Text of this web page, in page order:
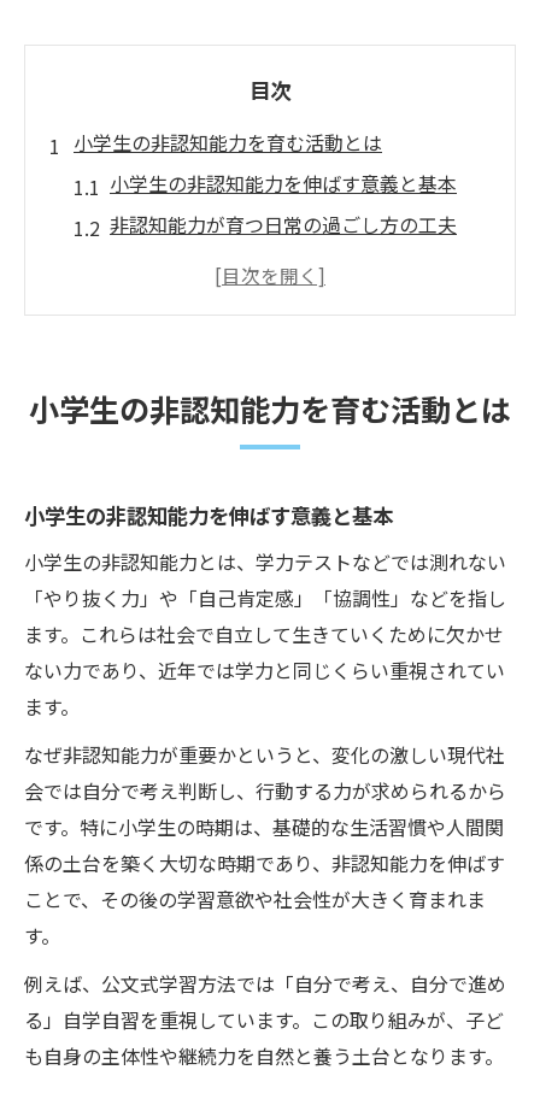
目次
小学生の非認知能力を育む活動とは
小学生の非認知能力を伸ばす意義と基本
非認知能力が育つ日常の過ごし方の工夫
主体性や協調性を高める活動例の紹介
家でもできる非認知能力アップ術
小学生非認知能力を家庭で育てる工夫
親子で実践できる非認知能力トレーニング
小学生に適した日常会話での非認知能力強
化
家庭内で非認知能力を伸ばす遊び方のコツ
鶴見区で人気の活動例を徹底解説
鶴見区で注目される非認知能力育成の実例
地域交流を通じた小学生非認知能力強化術
非認知能力が育つ体験型活動の特徴
公文式以外の小学生非認知能力向上方法
公文式が小学生の強みに変わる理由
公文式学習で身につく非認知能力の具体例
自学自習が小学生非認知能力に与える効果
小学生の非認知能力を育む活動とは
小学生の非認知能力を伸ばす意義と基本
小学生の非認知能力とは、学力テストなどでは測れない
「やり抜く力」や「自己肯定感」「協調性」などを指し
ます。これらは社会で自立して生きていくために欠かせ
ない力であり、近年では学力と同じくらい重視されてい
ます。
なぜ非認知能力が重要かというと、変化の激しい現代社
会では自分で考え判断し、行動する力が求められるから
です。特に小学生の時期は、基礎的な生活習慣や人間関
係の土台を築く大切な時期であり、非認知能力を伸ばす
ことで、その後の学習意欲や社会性が大きく育まれま
す。
例えば、公文式学習方法では「自分で考え、自分で進め
る」自学自習を重視しています。この取り組みが、子ど
も自身の主体性や継続力を自然と養う土台となります。